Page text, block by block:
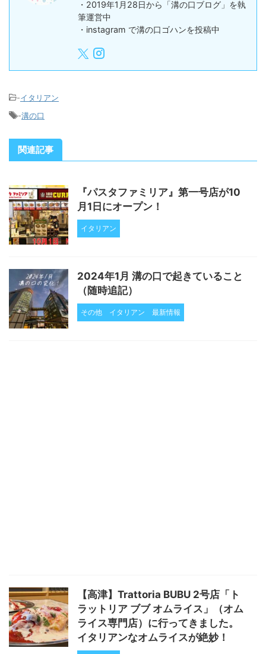
・2019年1月28日から「溝の口ブログ」を執
筆運営中
・instagram で溝の口ゴハンを投稿中
-イタリアン
-溝の口
関連記事
『パスタファミリア』第一号店が10
月1日にオープン！
イタリアン
2024年1月 溝の口で起きていること
（随時追記）
その他 イタリアン 最新情報
【高津】Trattoria BUBU 2号店「ト
ラットリア ブブ オムライス」（オム
ライス専門店）に行ってきました。
イタリアンなオムライスが絶妙！